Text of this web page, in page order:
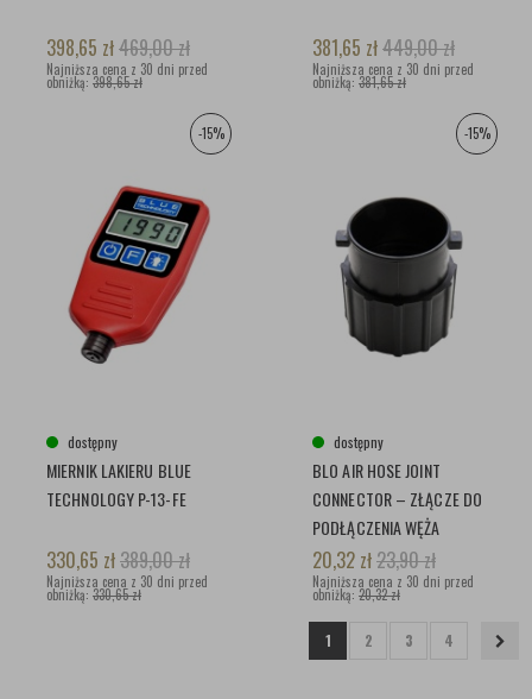
398,65 zł469,00zł
Najniższa cena z 30 dni przed
obniżką: 398,65 zł
381,65 zł449,00zł
Najniższa cena z 30 dni przed
obniżką: 381,65 zł
-15%
dostępny
MIERNIK LAKIERU BLUE
TECHNOLOGY P-13-FE
330,65 zł389,00zł
Najniższa cena z 30 dni przed
obniżką: 330,65 zł
-15%
dostępny
BLO AIR HOSE JOINT
CONNECTOR – ZŁĄCZE DO
PODŁĄCZENIA WĘŻA
20,32 zł23,90zł
Najniższa cena z 30 dni przed
obniżką: 20,32 zł
1 2 3 4